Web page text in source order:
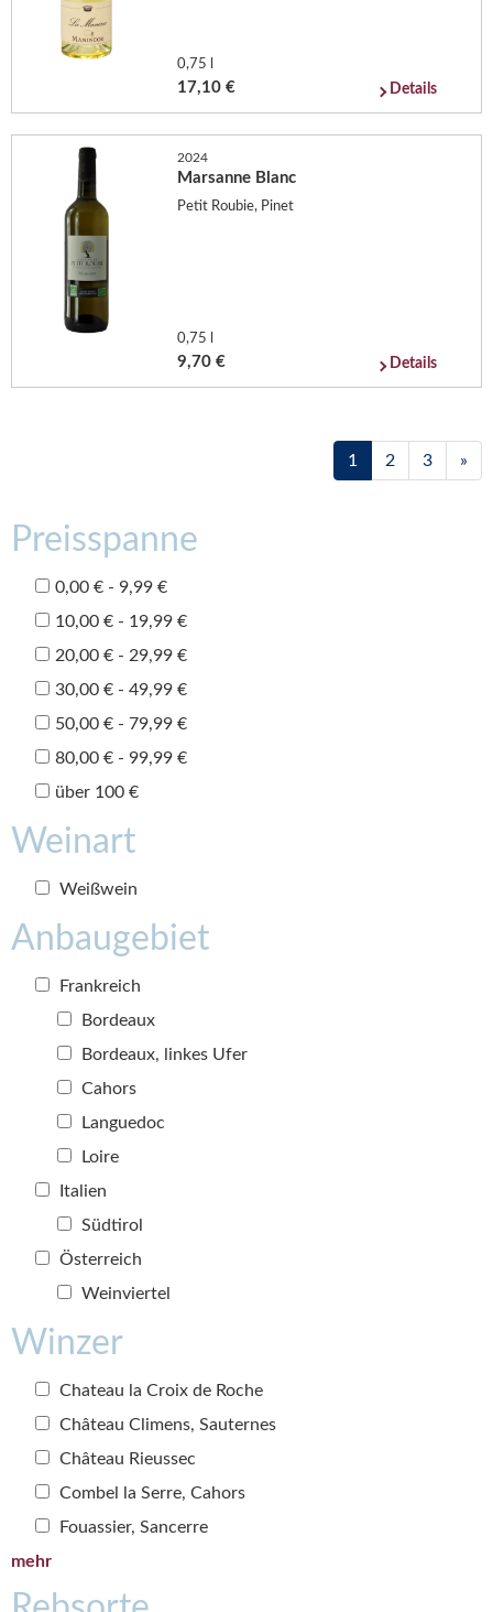
0,75 l
17,10 € Details
2024
Marsanne Blanc
Petit Roubie, Pinet
0,75 l
9,70 € Details
1 2 3 »
Preisspanne
0,00 € - 9,99 €
10,00 € - 19,99 €
20,00 € - 29,99 €
30,00 € - 49,99 €
50,00 € - 79,99 €
80,00 € - 99,99 €
über 100 €
Weinart
Weißwein
Anbaugebiet
Frankreich
Bordeaux
Bordeaux, linkes Ufer
Cahors
Languedoc
Loire
Italien
Südtirol
Österreich
Weinviertel
Winzer
Chateau la Croix de Roche
Château Climens, Sauternes
Château Rieussec
Combel la Serre, Cahors
Fouassier, Sancerre
mehr